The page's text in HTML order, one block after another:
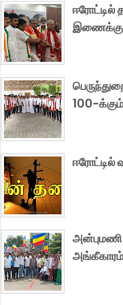
ஈரோட்டில்
இணைக்கும்
100-
ஈரோட்டில்